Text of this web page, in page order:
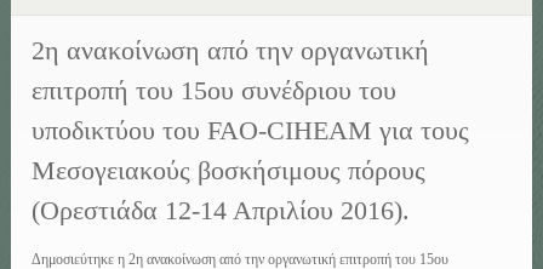
2η ανακοίνωση από την οργανωτική
επιτροπή του 15ου συνέδριου του
υποδικτύου του FAO-CIHEAM για τους
Μεσογειακούς βοσκήσιμους πόρους
(Ορεστιάδα 12-14 Απριλίου 2016).
Δημοσιεύτηκε η 2η ανακοίνωση από την οργανωτική επιτροπή του 15ου